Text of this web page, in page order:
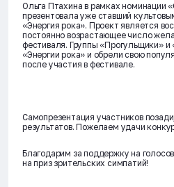
Ольга Птахина в рамках номинации
презентовала уже ставший
«Энергия рока». Проект является
постоянно возрастающее число
фестиваля. Группы «Прогульщики»
«Энергии рока» и обрели свою
после участия в фестивале.
Самопрезентация участников
результатов. Пожелаем удачи
Благодарим за поддержку на
на приз зрительских симпатий!